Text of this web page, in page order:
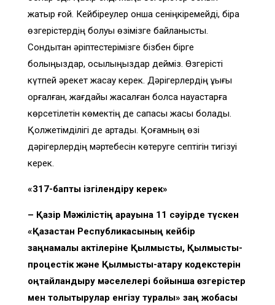
жатыр ғой. Кейбіреулер онша сеніңкіремейді, бірақ
өзгерістердің болуы өзімізге байланысты.
Сондықтан әріптестерімізге бізбен бірге
болыңыздар, қосылыңыздар дейміз. Өзгерісті
күтпей әрекет жасау керек. Дәрігерлердің құқығы
қорғалған, жағдайы жасалған болса науқастарға
көрсетілетін көмектің де сапасы жақсы болады.
Қолжетімділігі де артады. Қоғамның өзі
дәрігерлердің мәртебесін көтеруге септігін тигізуі
керек.
«317-бапты ізгілендіру керек»
– Қазір Мәжілістің қарауына 11 сәуірде түскен
«Қазақстан Республикасының кейбір
заңнамалық актілеріне Қылмыстық, Қылмыстық-
процестік және Қылмыстық-атқару кодекстерін
оңтайландыру мәселелері бойынша өзгерістер
мен толықтырулар енгізу туралы» заң жобасы